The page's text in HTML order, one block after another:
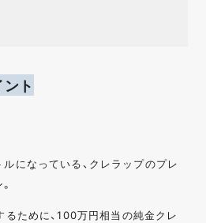
ト
になっている、クレラップのプレ
るために、100万円相当の純金クレ